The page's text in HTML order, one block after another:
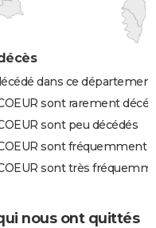
dans ce département
sont rarement
sont peu décédés
sont fréquemment
sont très
nous ont quittés